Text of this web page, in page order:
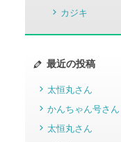
カジキ
最近の投稿
太恒丸さん
かんちゃん号さん
太恒丸さん